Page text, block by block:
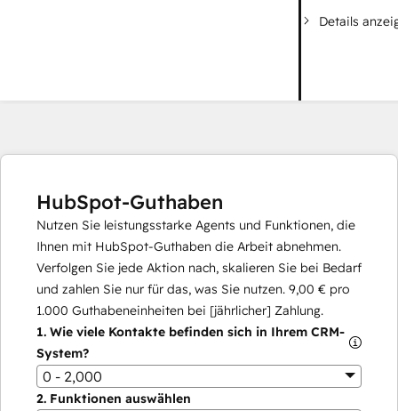
Details
HubSpot-Guthaben
Nutzen Sie leistungsstarke Agents und Funktionen, die
Ihnen mit HubSpot-Guthaben die Arbeit abnehmen.
Verfolgen Sie jede Aktion nach, skalieren Sie bei Bedarf
und zahlen Sie nur für das, was Sie nutzen. 9,00 € pro
1.000 Guthabeneinheiten bei [jährlicher] Zahlung.
1. Wie viele Kontakte befinden sich in Ihrem CRM-
System?
0 - 2,000
2. Funktionen auswählen